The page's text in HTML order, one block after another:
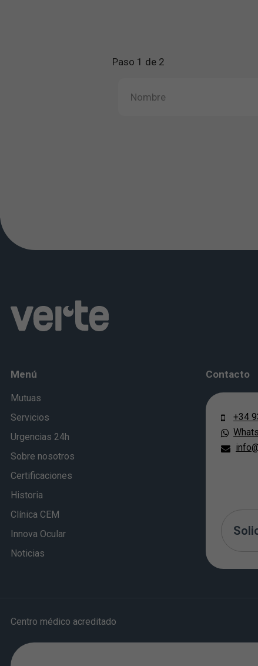
Paso 1 de 2
Menú
Mutuas
Servicios
Urgencias 24h
Sobre nosotros
Certificaciones
Historia
Clínica CEM
Innova Ocular
Noticias
Contacto
+34
Centro médico acreditado